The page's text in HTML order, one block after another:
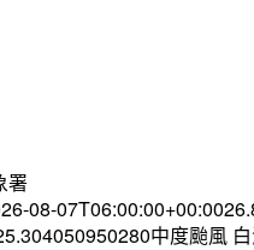
署
08-
中度颱風